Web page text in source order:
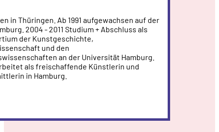
in Thüringen. Ab 1991 aufgewachsen auf der
2004 - 2011 Studium + Abschluss als
der Kunstgeschichte,
und den
an der Universität Hamburg.
als freischaffende Künstlerin und
in Hamburg.